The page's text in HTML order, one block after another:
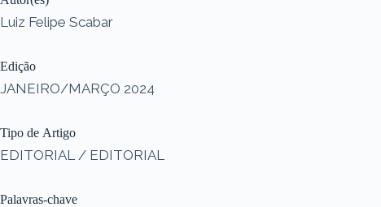
Luiz Felipe Scabar
Edição
JANEIRO/MARÇO 2024
Tipo de Artigo
EDITORIAL / EDITORIAL
Palavras-chave